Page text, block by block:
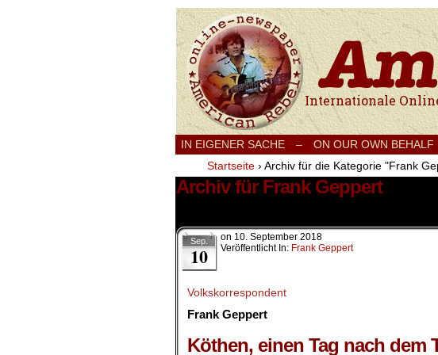
Internationale
IN EIGENER SACHE – ON OUR OWN
Startseite › Archiv für die Kategorie "Frank
Archiv für Frank Geppert
Sep.
10
on 10. September 2018
Veröffentlicht In: Frank Geppert
Volkskorrespondent
Frank Geppert
Köthen, einen Tag nach dem